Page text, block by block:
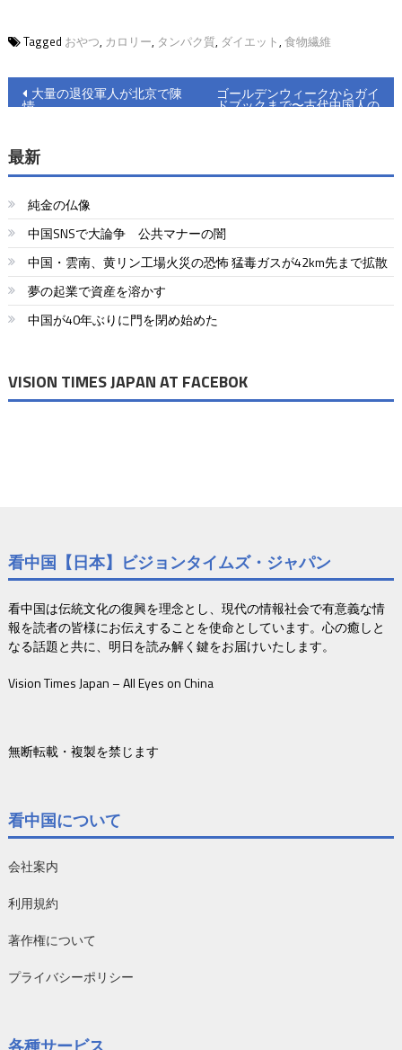
Tagged おやつ, カロリー, タンパク質, ダイエット , 食物繊維
投
ナ
ビ
ゲ
ー
シ
ョ
大量の退役軍人が北京で陳
情
ゴールデンウィークからガイ
ドブックまで〜古代中国人の
最新
純金の仏像
中国SNSで大論争 公共マナーの闇
中国・雲南、黄リン工場火災の恐怖 猛毒ガスが42km先まで拡散
夢の起業で資産を溶かす
中国が40年ぶりに門を閉め始めた
VISION TIMES JAPAN AT FACEBOK
看中国【日本】ビジョンタイムズ・ジャパン
看中国は伝統文化の復興を理念とし、現代の情報社会で有意義な情
報を読者の皆様にお伝えすることを使命としています。心の癒しと
なる話題と共に、明日を読み解く鍵をお届けいたします。
Vision Times Japan – All Eyes on China
無断転載・複製を禁じます
看中国について
会社案内
利用規約
著作権について
プライバシーポリシー